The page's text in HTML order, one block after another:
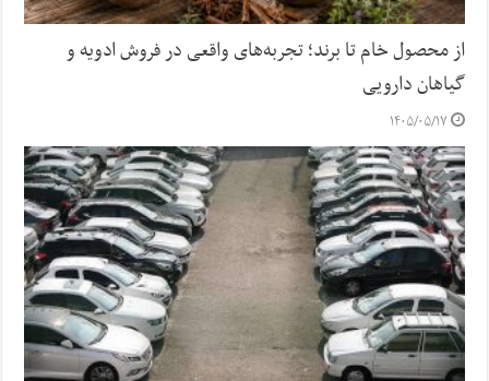
از محصول خام تا برند؛ تجربه‌های واقعی در فروش ادویه و
گیاهان دارویی
۱۴۰۵/۰۵/۱۷